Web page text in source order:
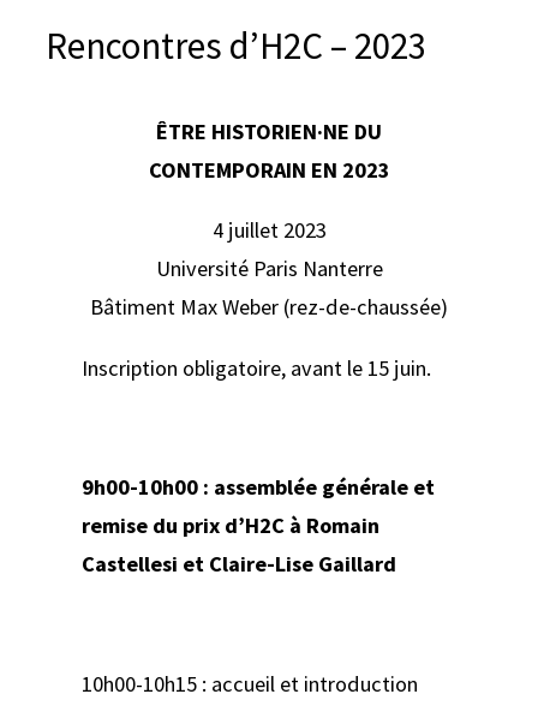
r
Rencontres d’H2C – 2023
ÊTRE HISTORIEN·NE DU
CONTEMPORAIN EN 2023
4 juillet 2023
Université Paris Nanterre
Bâtiment Max Weber (rez-de-chaussée)
Inscription obligatoire, avant le 15 juin.
9h00-10h00 : assemblée générale et
remise du prix d’H2C à Romain
Castellesi et Claire-Lise Gaillard
10h00-10h15 : accueil et introduction